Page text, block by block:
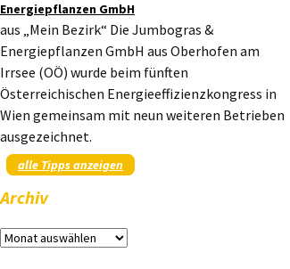
Energiepflanzen GmbH
aus „Mein Bezirk“ Die Jumbogras &
Energiepflanzen GmbH aus Oberhofen am
Irrsee (OÖ) wurde beim fünften
Österreichischen Energieeffizienzkongress in
Wien gemeinsam mit neun weiteren Betrieben
ausgezeichnet.
alle Tipps anzeigen
Archiv
Archiv